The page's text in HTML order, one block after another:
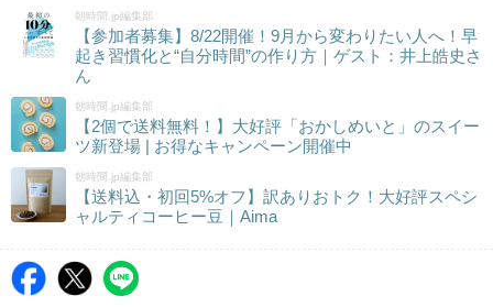
朝時間.jp編集部
【参加者募集】8/22開催！9月から変わりたい人へ！早
起き習慣化と“自分時間”の作り方｜ゲスト：井上皓史さ
ん
朝時間.jp編集部
【2個で送料無料！】大好評「おかしめいと」のスイー
ツ新登場 | お得なキャンペーン開催中
朝時間.jp編集部
【送料込・初回5%オフ】訳ありおトク！大好評スペシ
ャルティコーヒー豆｜Aima